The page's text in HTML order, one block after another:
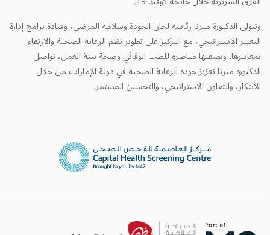
وتتولى الدكتورة ميرنا رئاسة لجان الجودة وسلامة المرضى، وقيادة برامج إدارة
التغيير الاستراتيجي، مع التركيز على تطوير نظم الرعاية الصحية والارتقاء
بمعاييرها. وبصفتها مناصرة للطب الوقائي وصحة بيئة العمل، تواصل
الدكتورة ميرنا تعزيز جودة الرعاية الصحية في دولة الإمارات من خلال
الابتكار، والتعاون الاستراتيجي، والتحسين المستمر.